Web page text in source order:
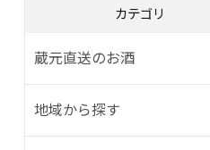
カテゴリ
蔵元直送のお酒
地域から探す